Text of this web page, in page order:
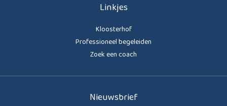
Linkjes
Kloosterhof
Professioneel begeleiden
Zoek een coach
Nieuwsbrief